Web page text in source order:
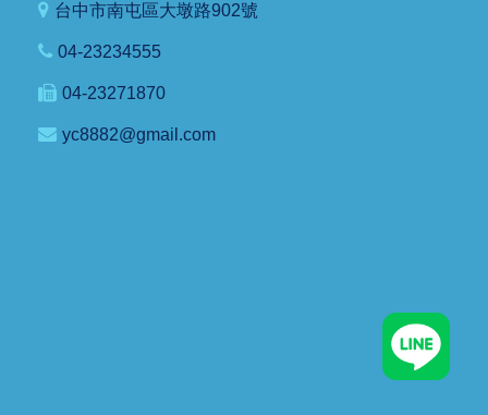
台中市南屯區大墩路902號
04-23234555
04-23271870
yc8882@gmail.com